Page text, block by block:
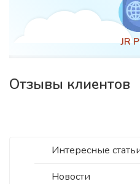
Интересные
Новости
JR
Отзывы клиентов